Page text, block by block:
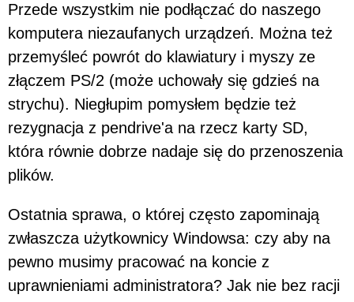
Przede wszystkim nie podłączać do naszego
komputera niezaufanych urządzeń. Można też
przemyśleć powrót do klawiatury i myszy ze
złączem PS/2 (może uchowały się gdzieś na
strychu). Niegłupim pomysłem będzie też
rezygnacja z pendrive'a na rzecz karty SD,
która równie dobrze nadaje się do przenoszenia
plików.
Ostatnia sprawa, o której często zapominają
zwłaszcza użytkownicy Windowsa: czy aby na
pewno musimy pracować na koncie z
uprawnieniami administratora? Jak nie bez racji